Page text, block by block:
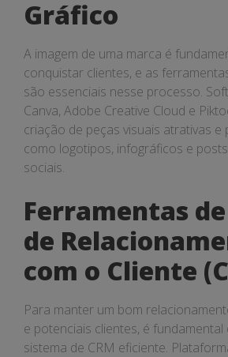
Gráfico
A imagem de uma marca é
conquistar clientes, e as
são essenciais nesse processo.
Canva, Adobe Creative Cloud e
criação de peças visuais atrativas e
como logotipos, infográficos e
sociais.
Ferramentas
de
com o Cliente
Para manter um bom
e potenciais clientes, é
sistema de CRM eficiente.